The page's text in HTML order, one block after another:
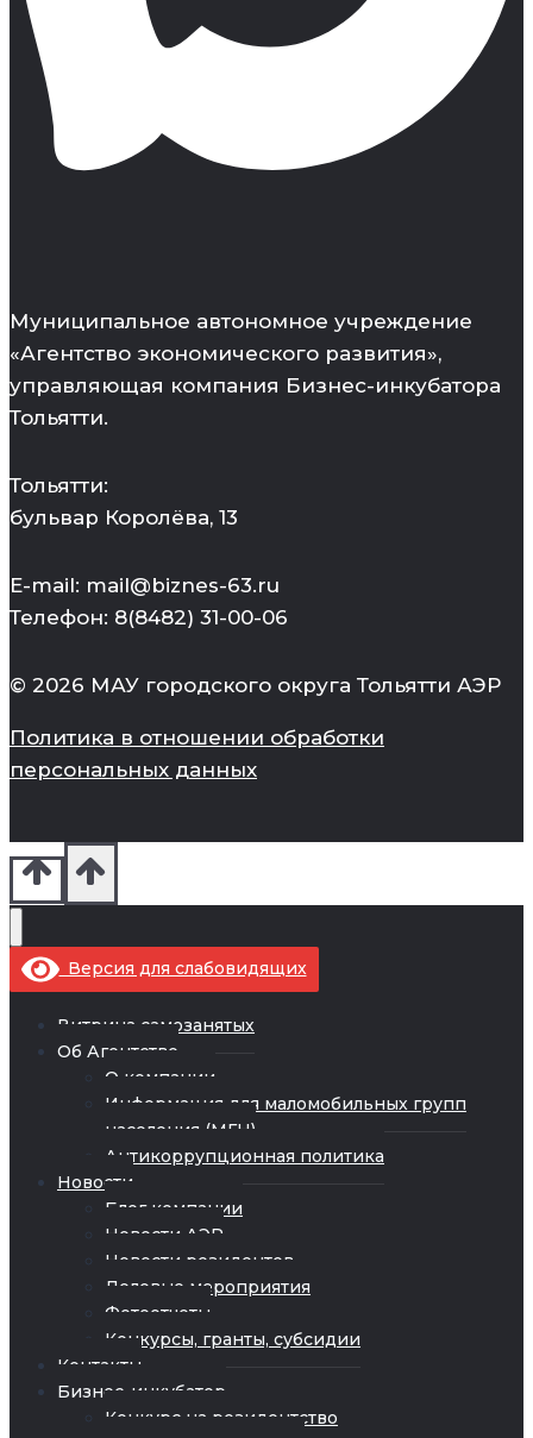
Муниципальное автономное учреждение
«Агентство экономического развития»,
управляющая компания Бизнес-инкубатора
Тольятти.
Тольятти:
бульвар Королёва, 13
E-mail: mail@biznes-63.ru
Телефон: 8(8482) 31-00-06
© 2026 МАУ городского округа Тольятти АЭР
Политика в отношении обработки
персональных данных
Версия для слабовидящих
Витрина самозанятых
Об Агентстве
О компании
Информация для маломобильных групп
населения (МГН)
Антикоррупционная политика
Новости
Блог компании
Новости АЭР
Новости резидентов
Деловые мероприятия
Фотоотчеты
Конкурсы, гранты, субсидии
Контакты
Бизнес-инкубатор
Конкурс на резидентство